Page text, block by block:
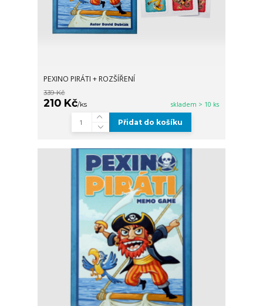
PEXINO PIRÁTI + ROZŠÍŘENÍ
339 Kč
210 Kč/ks skladem > 10 ks
Přidat do košíku